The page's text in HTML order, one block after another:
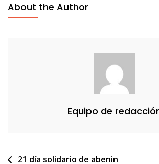
About the Author
Equipo de
Navegación
21 día solidario de abenin